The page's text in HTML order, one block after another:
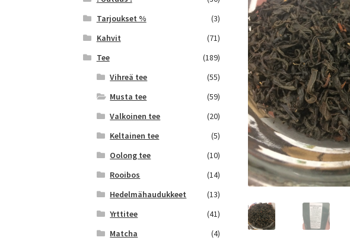
Tarjoukset %
(3)
Kahvit
(71)
Tee
(189)
Vihreä tee
(55)
Musta tee
(59)
Valkoinen tee
(20)
Keltainen tee
(5)
Oolong tee
(10)
Rooibos
(14)
Hedelmähaudukkeet
(13)
Yrttitee
(41)
Matcha
(4)